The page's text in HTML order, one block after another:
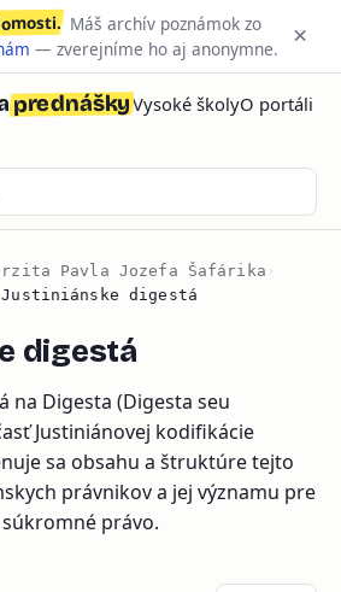
Máš archív poznámok zo
— zverejníme ho aj anonymne. ×
prednáškyVysoké školyO portáli
Pavla Jozefa Šafárika ›
Justiniánske digestá
digestá
na Digesta (Digesta seu
Justiniánovej kodifikácie
sa obsahu a štruktúre tejto
právnikov a jej významu pre
právo.